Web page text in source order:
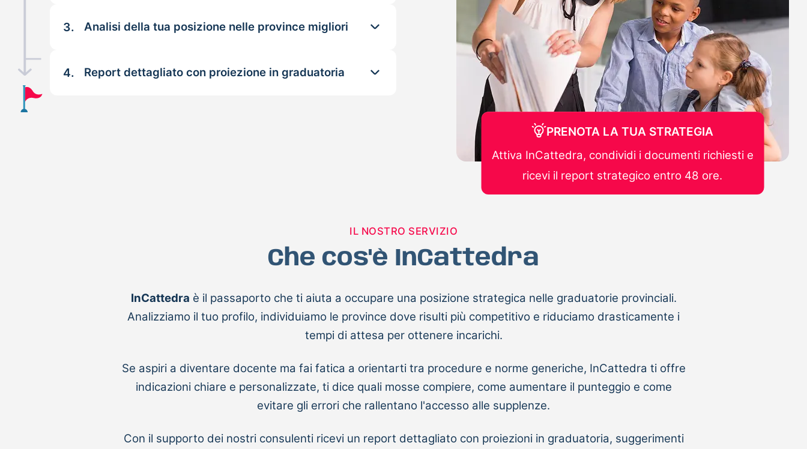
3. Analisi della tua posizione nelle province migliori
4. Report dettagliato con proiezione in graduatoria
PRENOTA LA TUA STRATEGIA
Attiva InCattedra, condividi i documenti richiesti e
ricevi il report strategico entro 48 ore.
IL NOSTRO SERVIZIO
Che cos'è InCattedra
InCattedra è il passaporto che ti aiuta a occupare una posizione strategica nelle graduatorie provinciali.
Analizziamo il tuo profilo, individuiamo le province dove risulti più competitivo e riduciamo drasticamente i
tempi di attesa per ottenere incarichi.
Se aspiri a diventare docente ma fai fatica a orientarti tra procedure e norme generiche, InCattedra ti offre
indicazioni chiare e personalizzate, ti dice quali mosse compiere, come aumentare il punteggio e come
evitare gli errori che rallentano l'accesso alle supplenze.
Con il supporto dei nostri consulenti ricevi un report dettagliato con proiezioni in graduatoria, suggerimenti